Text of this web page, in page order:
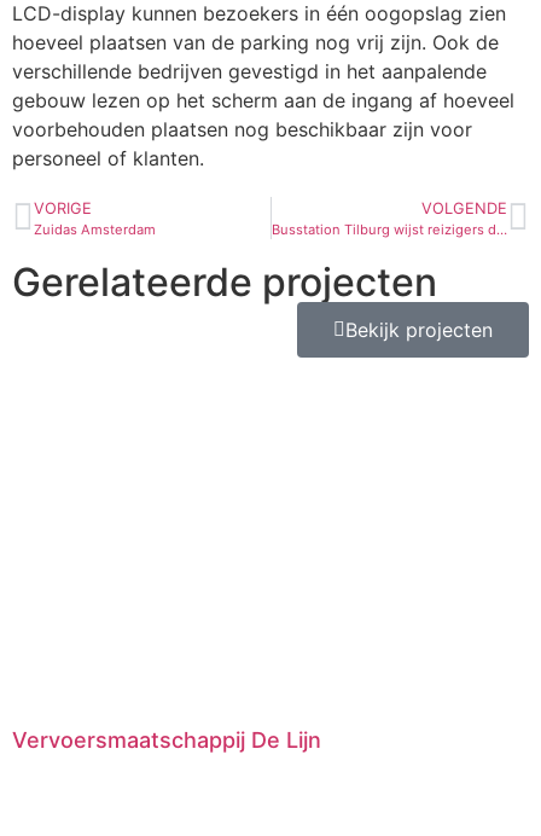
LCD-display kunnen bezoekers in één oogopslag zien
hoeveel plaatsen van de parking nog vrij zijn. Ook de
verschillende bedrijven gevestigd in het aanpalende
gebouw lezen op het scherm aan de ingang af hoeveel
voorbehouden plaatsen nog beschikbaar zijn voor
personeel of klanten.
VORIGE
Zuidas Amsterdam
VOLGENDE
Busstation Tilburg wijst reizigers de weg
Gerelateerde projecten
Bekijk projecten
Vervoersmaatschappij De Lijn